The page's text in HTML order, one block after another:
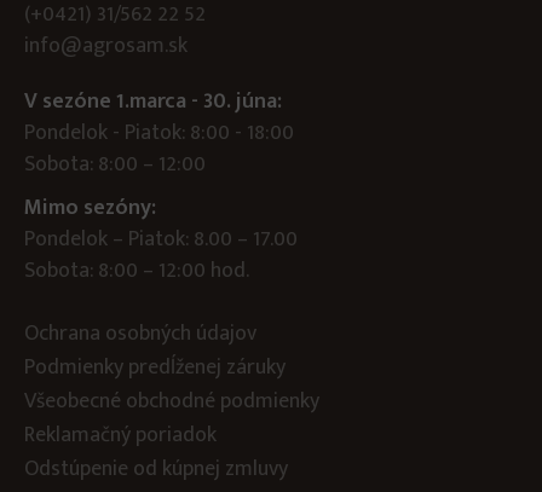
(+0421) 31/562 22 52
info@agrosam.sk
V sezóne 1.marca - 30. júna:
Pondelok - Piatok: 8:00 - 18:00
Sobota: 8:00 – 12:00
Mimo sezóny:
Pondelok – Piatok: 8.00 – 17.00
Sobota: 8:00 – 12:00 hod.
Ochrana osobných údajov
Podmienky predĺženej záruky
Všeobecné obchodné podmienky
Reklamačný poriadok
Odstúpenie od kúpnej zmluvy